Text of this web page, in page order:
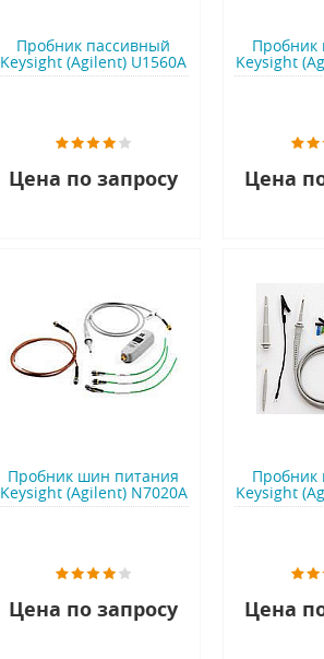
Пробник пассивный
Keysight (Agilent) U1560A
Цена по запросу
Пробник
Keysight
Цена
Пробник шин питания
Keysight (Agilent) N7020A
Цена по запросу
Пробник
Keysight
Цена